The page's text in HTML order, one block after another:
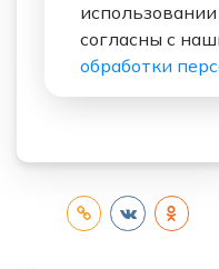
согласны с
обработки